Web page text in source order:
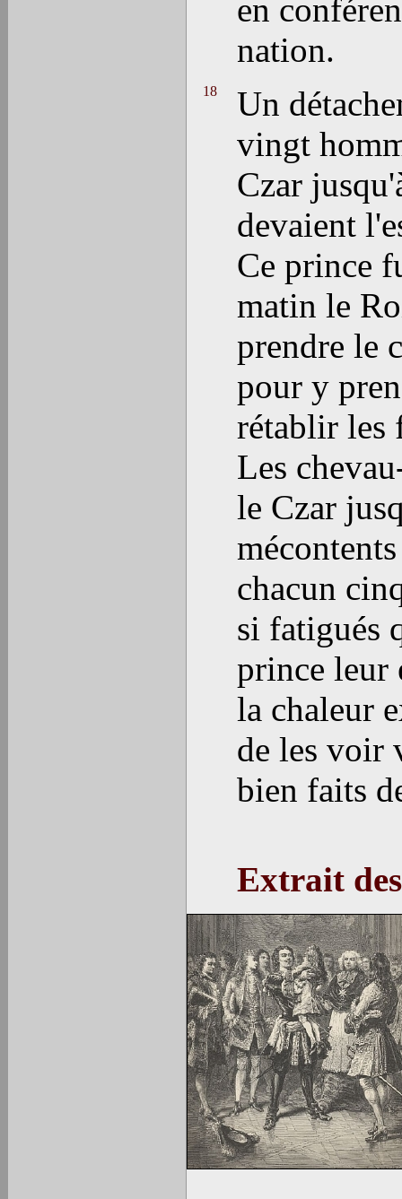
en
nation.
18
Un
vingt
Czar
devaient
Ce prince
matin le
prendre le
pour y
rétablir les
Les
le Czar
chacun
si fatigués
prince leur
la chaleur
de les voir
bien faits
Extrait